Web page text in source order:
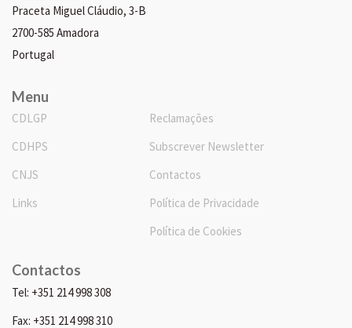
Praceta Miguel Cláudio, 3-B
2700-585 Amadora
Portugal
Menu
CDLGP
CDHPS
CNJS
Links
Reclamações
Subscrever Newsletter
Contactos
Política de Privacidade
Política de Cookies
Contactos
Tel: +351 214 998 308
Fax: +351 214 998 310